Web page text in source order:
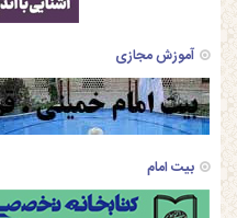
آموزش مجازی
بیت امام